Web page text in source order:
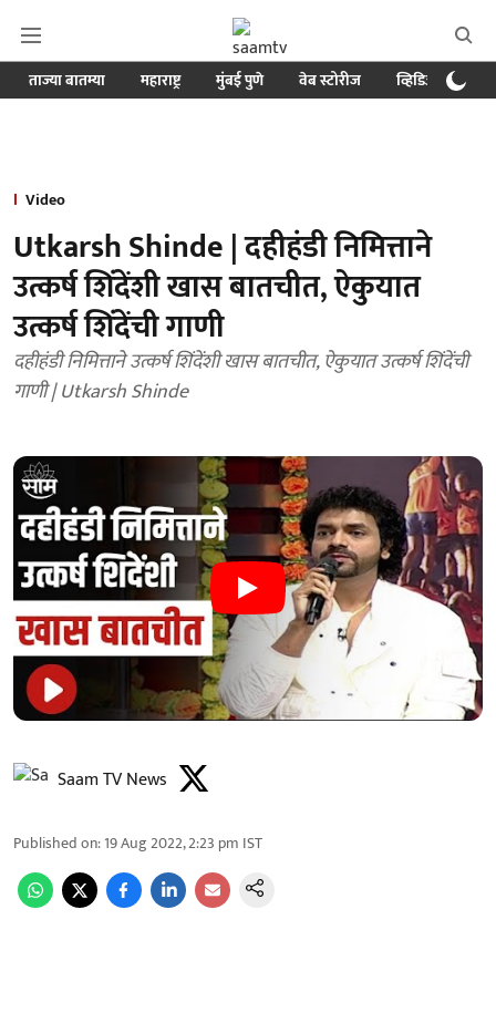
ताज्या बातम्या महाराष्ट्र मुंबई पुणे वेब स्टोरीज व्हिडिओ
Video
Utkarsh Shinde | दहीहंडी निमित्ताने
उत्कर्ष शिंदेंशी खास बातचीत, ऐकुयात
उत्कर्ष शिंदेंची गाणी
दहीहंडी निमित्ताने उत्कर्ष शिंदेंशी खास बातचीत, ऐकुयात उत्कर्ष शिंदेंची
गाणी | Utkarsh Shinde
Saam TV News
Published on:19 Aug 2022, 2:23 pm IST